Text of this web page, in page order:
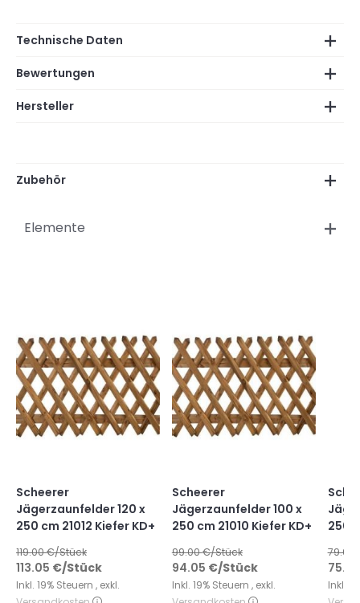
Technische Daten
Bewertungen
Hersteller
Zubehör
Elemente
Scheerer
Jägerzaunfelder 120 x
250 cm 21012 Kiefer KD+
119.00€/Stück
113.05 €/Stück
Inkl. 19% Steuern , exkl.
Scheerer
Jägerzaunfelder 100 x
250 cm 21010 Kiefer KD+
99.00€/Stück
94.05 €/Stück
Inkl. 19% Steuern , exkl.
250
79.00
75.05
Inkl.